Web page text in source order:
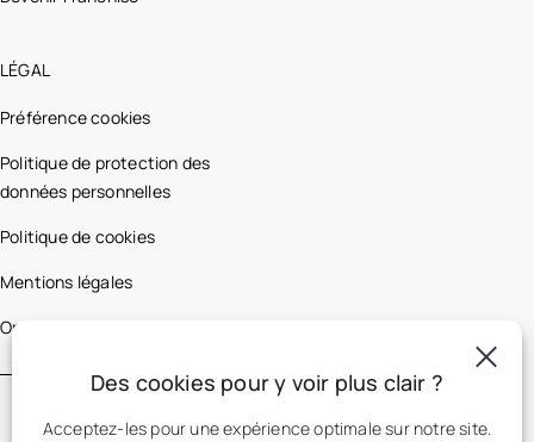
LÉGAL
Préférence cookies
Politique de protection des
données personnelles
Politique de cookies
Mentions légales
Optic 2000 France
Des cookies pour y voir plus clair ?
Acceptez-les pour une expérience optimale sur notre site.